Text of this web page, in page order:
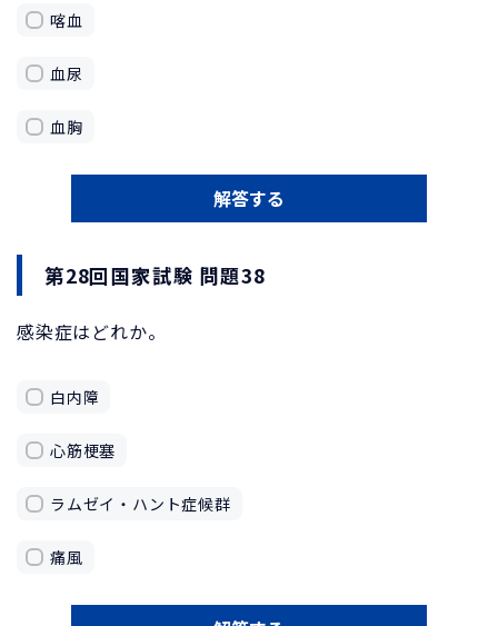
喀血
血尿
血胸
解答する
第28回国家試験 問題38
感染症はどれか。
白内障
心筋梗塞
ラムゼイ・ハント症候群
痛風